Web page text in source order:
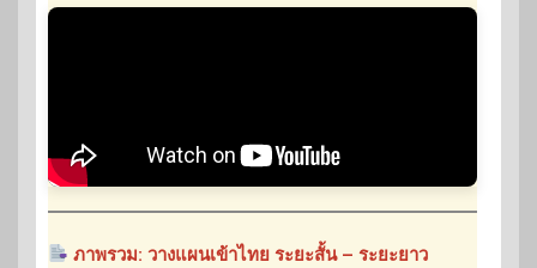
ภาพรวม: วางแผนเข้าไทย ระยะสั้น – ระยะยาว